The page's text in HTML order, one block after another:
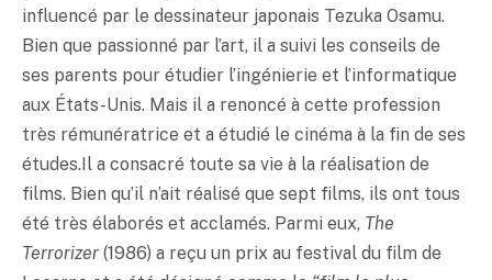
influencé par le dessinateur japonais Tezuka Osamu.
Bien que passionné par l’art, il a suivi les conseils de
ses parents pour étudier l’ingénierie et l’informatique
aux États-Unis. Mais il a renoncé à cette profession
très rémunératrice et a étudié le cinéma à la fin de ses
études.Il a consacré toute sa vie à la réalisation de
films. Bien qu’il n’ait réalisé que sept films, ils ont tous
été très élaborés et acclamés. Parmi eux, The
Terrorizer (1986) a reçu un prix au festival du film de